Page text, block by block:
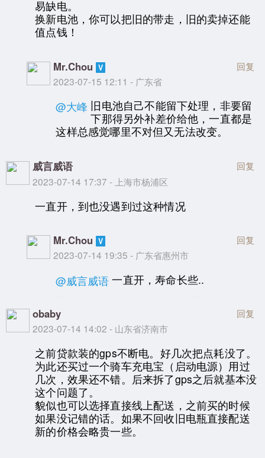
易缺电。
换新电池，你可以把旧的带走，旧的卖掉还能
值点钱！
Mr.Chou
2023-07-15 12:11 - 广东省
回复
@大峰 旧电池自己不能留下处理，非要留
下那得另外补差价给他，一直都是
这样总感觉哪里不对但又无法改变。
威言威语
2023-07-14 17:37 - 上海市杨浦区
回复
一直开，到也没遇到过这种情况
Mr.Chou
2023-07-14 19:35 - 广东省惠州市
回复
@威言威语 一直开，寿命长些..
obaby
2023-07-14 14:02 - 山东省济南市
回复
之前贷款装的gps不断电。好几次把点耗没了。
为此还买过一个骑车充电宝（启动电源）用过
几次，效果还不错。后来拆了gps之后就基本没
这个问题了。
貌似也可以选择直接线上配送，之前买的时候
如果没记错的话。如果不回收旧电瓶直接配送
新的价格会略贵一些。